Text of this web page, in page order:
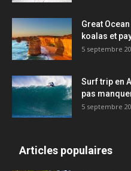
Great
koalas et
5 septembre
Surf trip en
pas
5 septembre
Articles populaires